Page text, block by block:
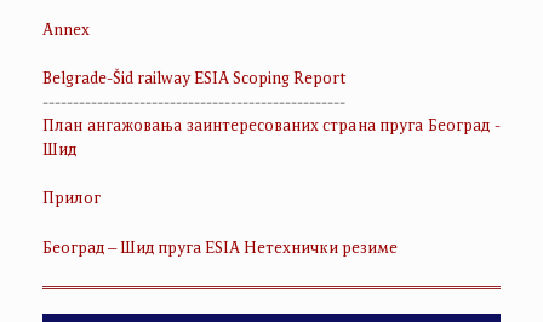
Annex
Belgrade-Šid railway ESIA Scoping Report
--------------------------------------------------
План ангажовања заинтересованих страна пруга Београд -
Шид
Прилог
Београд – Шид пруга ESIA Нетехнички резиме